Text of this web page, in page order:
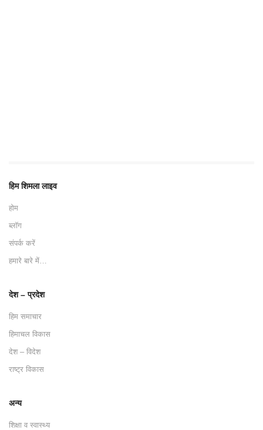
हिम शिमला लाइव
होम
ब्लॉग
संपर्क करें
हमारे बारे में…
देश – प्रदेश
हिम समाचार
हिमाचल विकास
देश – विदेश
राष्ट्र विकास
अन्य
शिक्षा व स्वास्थ्य